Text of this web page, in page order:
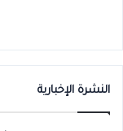
النشرة الإخبارية